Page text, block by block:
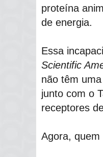
proteína
de energia.
Essa
Scientific
não têm
junto com o
receptores
Agora,